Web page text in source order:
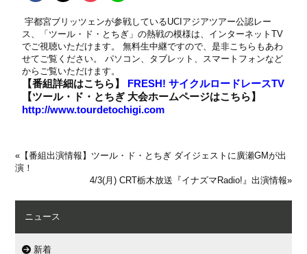
宇都宮ブリッツェンが参戦しているUCIアジアツアー公認レー
ス、
「ツール・ド・とちぎ」の熱戦の模様は、インターネットTV
でご視聴いただけます。 無料生中継ですので、是非こちらもあわ
せてご覧ください。 パソコン、タブレット、スマートフォンなど
からご覧いただけます。
【番組詳細はこちら】 FRESH! サイクルロードレースTV
【ツール・ド・とちぎ 大会ホームページはこちら】
http://www.tourdetochigi.com
« 【番組出演情報】ツール・ド・とちぎ ダイジェストに廣瀬GMが出
演！
4/3(月) CRT栃木放送『イナズマRadio!』出演情報»
ニュース
新着